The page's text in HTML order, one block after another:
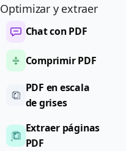
Optimizar y extraer
Chat con PDF
Comprimir PDF
PDF en escala
de grises
Extraer páginas
PDF